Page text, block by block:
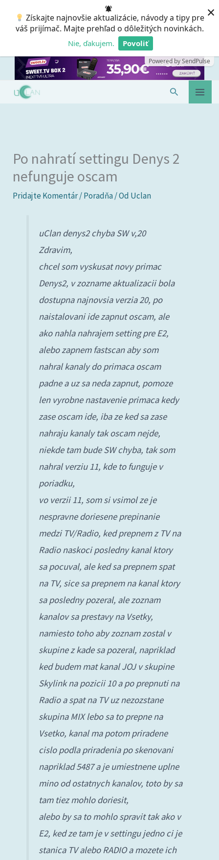
Získajte najnovšie aktualizácie, návody a tipy pre
váš prijímač. Majte prehľad o dôležitých novinkách.
Nie, ďakujem. Povoliť
Powered by SendPulse
×
Hľadať
Po nahratí settingu Denys 2
nefunguje oscam
Pridajte Komentár/Poradňa/ Od Uclan
uClan denys2 chyba SW v,20
Zdravim,
chcel som vyskusat novy primac
Denys2, v zozname aktualizacii bola
dostupna najnovsia verzia 20, po
naistalovani ide zapnut oscam, ale
ako nahla nahrajem setting pre E2,
alebo zapnem fastscan aby som
nahral kanaly do primaca oscam
padne a uz sa neda zapnut, pomoze
len vyrobne nastavenie primaca kedy
zase oscam ide, iba ze ked sa zase
nahraju kanaly tak oscam nejde,
niekde tam bude SW chyba, tak som
nahral verziu 11, kde to funguje v
poriadku,
vo verzii 11, som si vsimol ze je
nespravne doriesene prepinanie
medzi TV/Radio, ked prepnem z TV na
Radio naskoci posledny kanal ktory
sa pocuval, ale ked sa prepnem spat
na TV, sice sa prepnem na kanal ktory
sa posledny pozeral, ale zoznam
kanalov sa prestavy na Vsetky,
namiesto toho aby zoznam zostal v
skupine z kade sa pozeral, napriklad
ked budem mat kanal JOJ v skupine
Skylink na pozicii 10 a po prepnuti na
Radio a spat na TV uz nezozstane
skupina MIX lebo sa to prepne na
Vsetko, kanal ma potom priradene
cislo podla priradenia po skenovani
napriklad 5487 a je umiestnene uplne
mino od ostatnych kanalov, toto by sa
tam tiez mohlo doriesit,
alebo by sa to mohlo spravit tak ako v
E2, ked ze tam je v settingu jedno ci je
stanica TV alebo RADIO a mozete ich